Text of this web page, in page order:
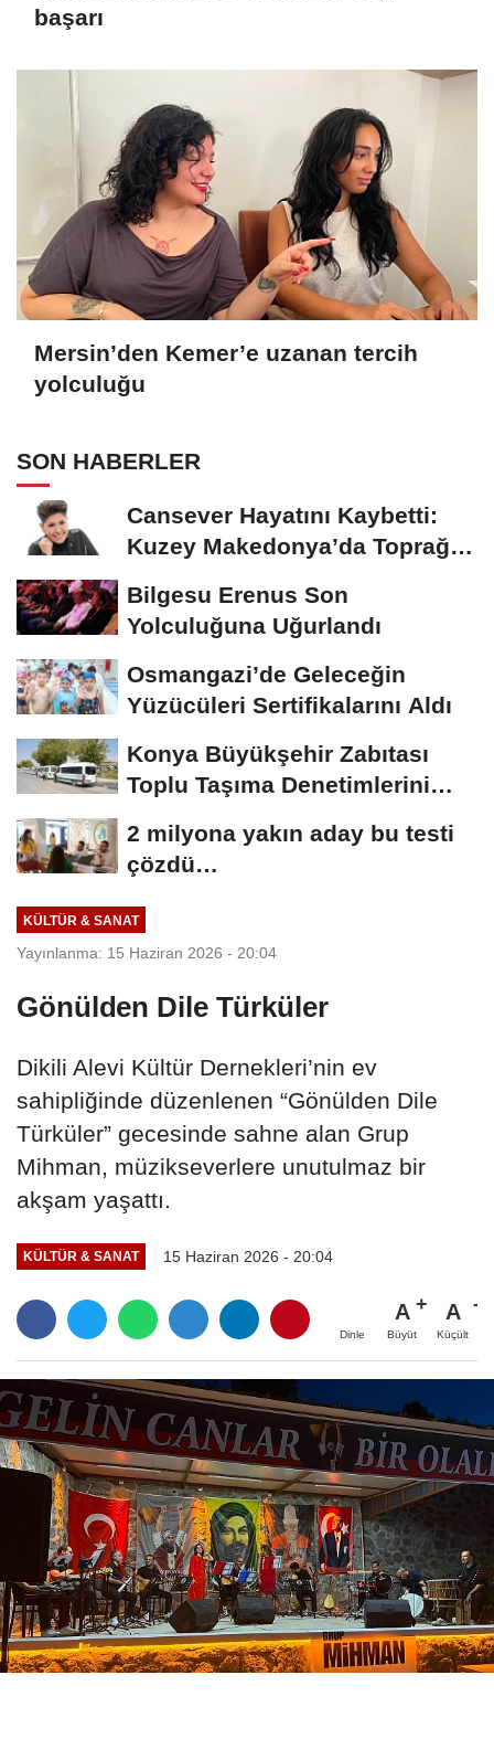
başarı
Mersin’den Kemer’e uzanan tercih
yolculuğu
SON HABERLER
Cansever Hayatını Kaybetti:
Kuzey Makedonya’da Toprağa
Bilgesu Erenus Son
Yolculuğuna Uğurlandı
Osmangazi’de Geleceğin
Yüzücüleri Sertifikalarını Aldı
Konya Büyükşehir Zabıtası
Toplu Taşıma Denetimlerini
2 milyona yakın aday bu testi
çözdü…
KÜLTÜR & SANAT
Yayınlanma: 15 Haziran 2026 - 20:04
Gönülden Dile Türküler
Dikili Alevi Kültür Dernekleri’nin ev
sahipliğinde düzenlenen “Gönülden Dile
Türküler” gecesinde sahne alan Grup
Mihman, müzikseverlere unutulmaz bir
akşam yaşattı.
KÜLTÜR & SANAT 15 Haziran 2026 - 20:04
Dinle
A
Büyüt
A
Küçült